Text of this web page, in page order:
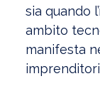
sia quando
ambito
manifesta